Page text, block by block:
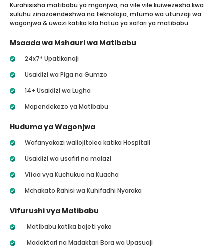
Kurahisisha matibabu ya mgonjwa, na vile vile kuiwezesha kwa
suluhu zinazoendeshwa na teknolojia, mfumo wa utunzaji wa
wagonjwa & uwazi katika kila hatua ya safari ya matibabu.
Msaada wa Mshauri wa Matibabu
24x7* Upatikanaji
Usaidizi wa Piga na Gumzo
14+ Usaidizi wa Lugha
Mapendekezo ya Matibabu
Huduma ya Wagonjwa
Wafanyakazi waliojitolea katika Hospitali
Usaidizi wa usafiri na malazi
Vifaa vya Kuchukua na Kuacha
Mchakato Rahisi wa Kuhifadhi Nyaraka
Vifurushi vya Matibabu
Matibabu katika bajeti yako
Madaktari na Madaktari Bora wa Upasuaji